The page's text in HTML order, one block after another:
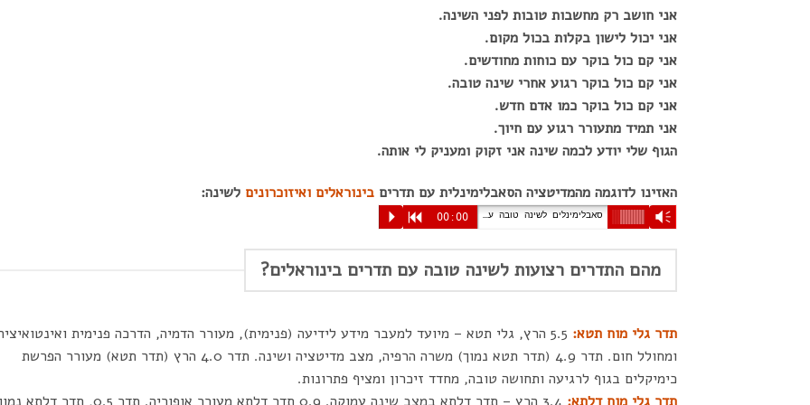
אני חושב רק מחשבות טובות לפני השינה.
אני יכול לישון בקלות בכול מקום.
אני קם כול בוקר עם כוחות מחודשים.
אני קם כול בוקר רגוע אחרי שינה טובה.
אני קם כול בוקר כמו אדם חדש.
אני תמיד מתעורר רגוע עם חיוך.
הגוף שלי יודע לכמה שינה אני זקוק ומעניק לי אותה.
האזינו לדוגמה מהמדיטציה הסאבלימינלית עם תדרים בינוראלים ואיזוכרונים לשינה:
Vm
00:00
R
P
מהם התדרים רצועות לשינה טובה עם תדרים בינוראלים?
תדר גלי מוח תטא:
5.5 הרץ, גלי תטא – מיועד למעבר מידע לידיעה (פנימית), מעורר הדמיה, הדרכה פנימית
ומחולל חום. תדר 4.9 (תדר תטא נמוך) משרה הרפיה, מצב מדיטציה ושינה. תדר 4.0 הרץ (תדר תטא) מעורר הפרשת
כימיקלים בגוף לרגיעה ותחושה טובה, מחדד זיכרון ומציף פתרונות.